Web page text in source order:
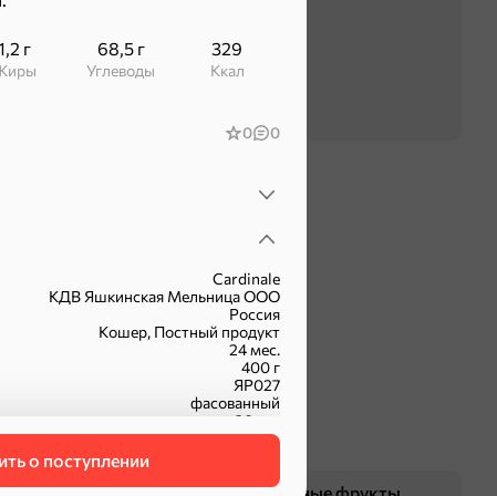
г
Жиры
68,5 г
Углеводы
329
ккал
0 0
Cardinale
КДВ Яшкинская Мельница ООО
Россия
Кошер, Постный продукт
24 мес.
400 г
ЯР027
фасованный
20 шт.
о поступлении